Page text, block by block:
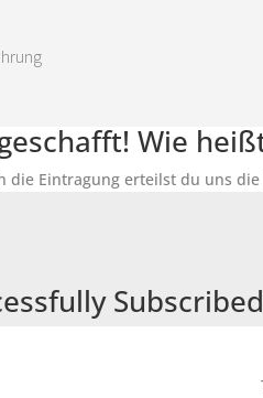
Wie
die Eintragung erteilst du uns